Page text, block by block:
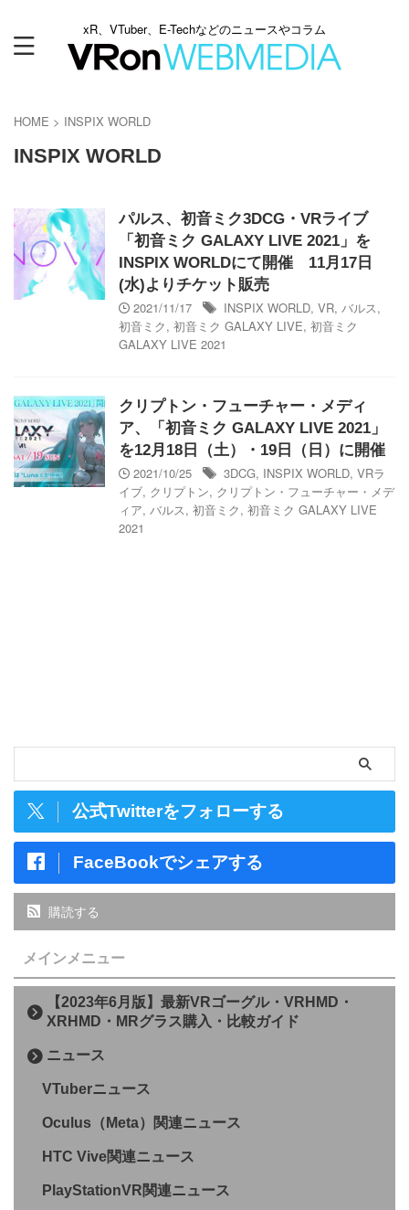
xR、VTuber、E-Techなどのニュースやコラム
HOME > INSPIX WORLD
INSPIX WORLD
パルス、初音ミク3DCG・VRライブ
「初音ミク GALAXY LIVE 2021」を
INSPIX WORLDにて開催 11月17日
(水)よりチケット販売
2021/11/17
INSPIX WORLD, VR, バルス,
初音ミク, 初音ミク GALAXY LIVE, 初音ミク
GALAXY LIVE 2021
クリプトン・フューチャー・メディ
ア、「初音ミク GALAXY LIVE 2021」
を12月18日（土）・19日（日）に開催
2021/10/25
3DCG, INSPIX WORLD, VRラ
イブ, クリプトン, クリプトン・フューチャー・メデ
ィア, バルス, 初音ミク, 初音ミク GALAXY LIVE
2021
公式Twitterをフォローする
FaceBookでシェアする
購読する
メインメニュー
【2023年6月版】最新VRゴーグル・VRHMD・
XRHMD・MRグラス購入・比較ガイド
ニュース
VTuberニュース
Oculus（Meta）関連ニュース
HTC Vive関連ニュース
PlayStationVR関連ニュース